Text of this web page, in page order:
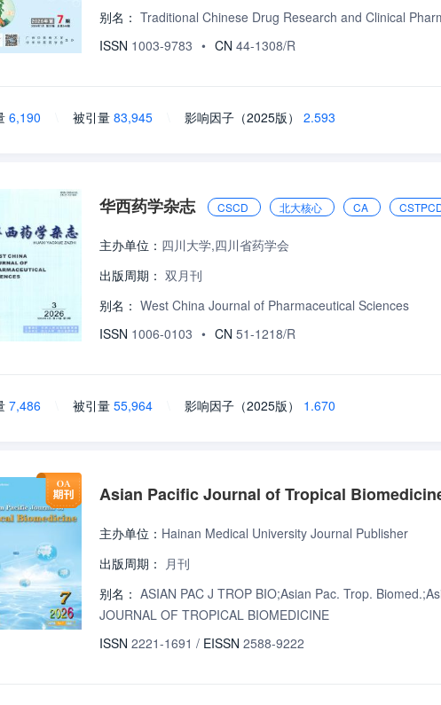
别名： Traditional Chinese Drug Research and Clinical
ISSN 1003-9783 • CN 44-1308/R
6,190 被引量 83,945 影响因子（2025版） 2.593
华西药学杂志 CSCD 北大核心 CA
主办单位： 四川大学,四川省药学会
出版周期： 双月刊
别名： West China Journal of Pharmaceutical Sciences
ISSN 1006-0103 • CN 51-1218/R
7,486 被引量 55,964 影响因子（2025版） 1.670
Asian Pacific Journal of Tropical
主办单位： Hainan Medical University Journal Publisher
出版周期： 月刊
别名： ASIAN PAC J TROP BIO;Asian Pac. Trop.
JOURNAL OF TROPICAL BIOMEDICINE
ISSN 2221-1691 / EISSN 2588-9222